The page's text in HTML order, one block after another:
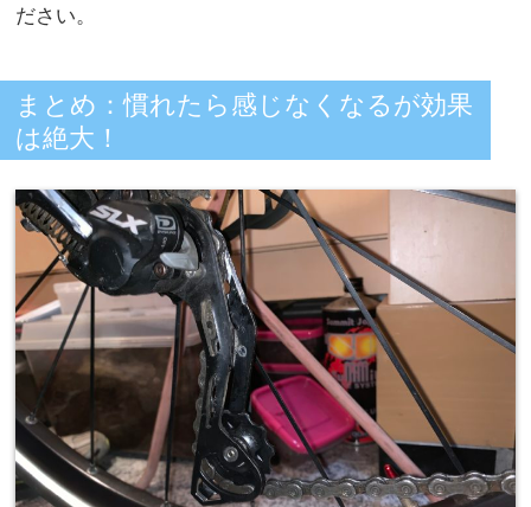
ださい。
まとめ：慣れたら感じなくなるが効果
は絶大！